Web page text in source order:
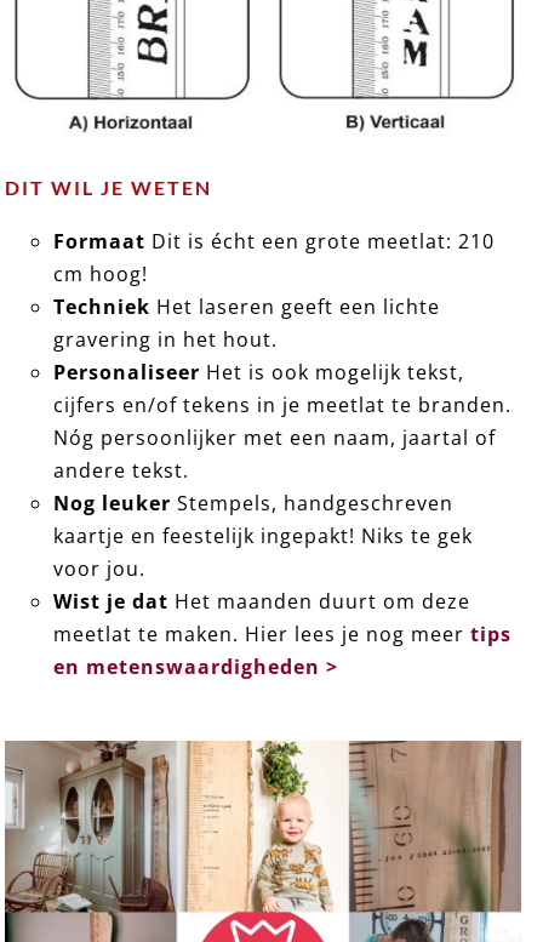
DIT WIL JE WETEN
Formaat Dit is écht een grote meetlat: 210
cm hoog!
Techniek Het laseren geeft een lichte
gravering in het hout.
Personaliseer Het is ook mogelijk tekst,
cijfers en/of tekens in je meetlat te branden.
Nóg persoonlijker met een naam, jaartal of
andere tekst.
Nog leuker Stempels, handgeschreven
kaartje en feestelijk ingepakt! Niks te gek
voor jou.
Wist je dat Het maanden duurt om deze
meetlat te maken. Hier lees je nog meertips
en metenswaardigheden >